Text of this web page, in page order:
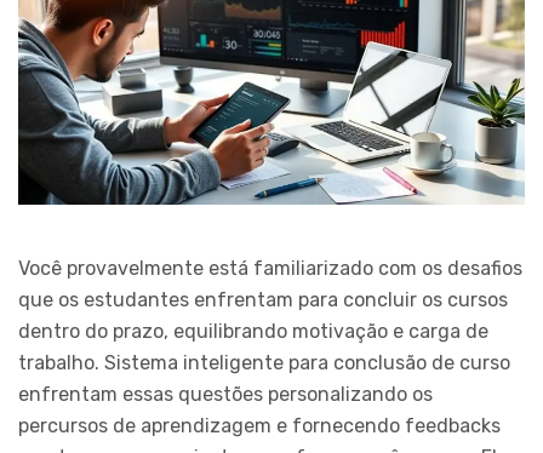
Você provavelmente está familiarizado com os desafios
que os estudantes enfrentam para concluir os cursos
dentro do prazo, equilibrando motivação e carga de
trabalho. Sistema inteligente para conclusão de curso
enfrentam essas questões personalizando os
percursos de aprendizagem e fornecendo feedbacks